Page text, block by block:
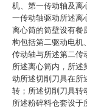
机、第一传动轴及离
一传动轴驱动所述离
离心筒的筒壁设有餐
构包括第二驱动电机
传动轴与所述第二传
所述离心筒内，所述
动所述切削刀具在所
转；所述切削刀具转
所述粉碎料仓套设于